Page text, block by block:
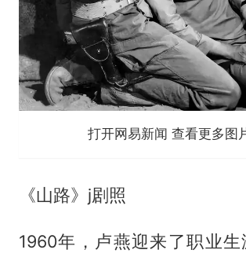
打开网易新闻 查看更多图
《山路》j剧照
1960年，卢燕迎来了职业